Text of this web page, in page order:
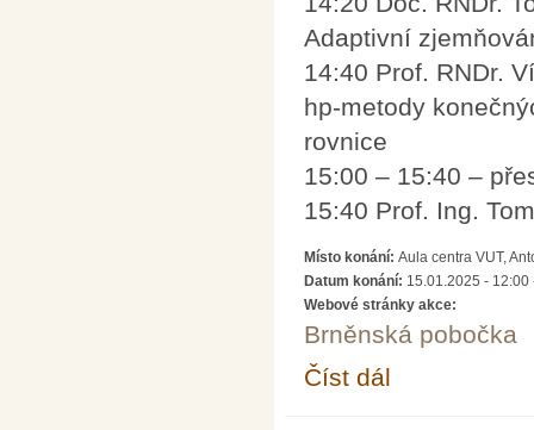
Adaptivní
14:40 Prof. RNDr.
hp-metody
rovnice
15:00 – 15:40 –
15:40 Prof. Ing.
Místo konání: Aula centra VUT,
Datum konání: 15.01.2025 - 12:00
Webové stránky akce:
Brněnská pobočka
Číst dál